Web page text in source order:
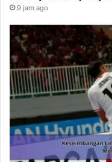
9 jam ago